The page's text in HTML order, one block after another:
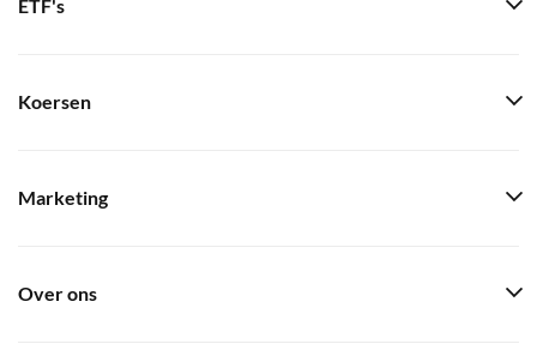
ETF's
Koersen
Marketing
Over ons